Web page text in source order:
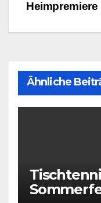
Heimpremiere
Ähnliche